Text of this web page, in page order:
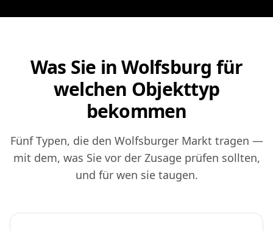
Was Sie in Wolfsburg für
welchen Objekttyp
bekommen
Fünf Typen, die den Wolfsburger Markt tragen —
mit dem, was Sie vor der Zusage prüfen sollten,
und für wen sie taugen.